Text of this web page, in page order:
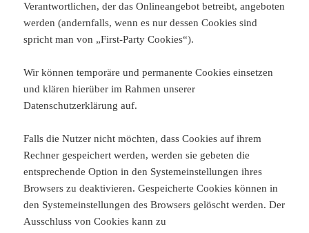
Verantwortlichen, der das Onlineangebot betreibt, angeboten
werden (andernfalls, wenn es nur dessen Cookies sind
spricht man von „First-Party Cookies“).
Wir können temporäre und permanente Cookies einsetzen
und klären hierüber im Rahmen unserer
Datenschutzerklärung auf.
Falls die Nutzer nicht möchten, dass Cookies auf ihrem
Rechner gespeichert werden, werden sie gebeten die
entsprechende Option in den Systemeinstellungen ihres
Browsers zu deaktivieren. Gespeicherte Cookies können in
den Systemeinstellungen des Browsers gelöscht werden. Der
Ausschluss von Cookies kann zu